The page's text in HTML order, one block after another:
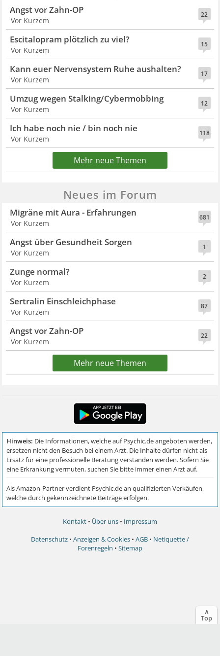
22
Angst vor Zahn-OP
Vor Kurzem
15
Escitalopram plötzlich zu viel?
Vor Kurzem
17
Kann euer Nervensystem Ruhe aushalten?
Vor Kurzem
12
Umzug wegen Stalking/Cybermobbing
Vor Kurzem
118
Ich habe noch nie / bin noch nie
Vor Kurzem
Mehr neue Themen
Neues im Forum
681
Migräne mit Aura - Erfahrungen
Vor Kurzem
1
Angst über Gesundheit Sorgen
Vor Kurzem
2
Zunge normal?
Vor Kurzem
87
Sertralin Einschleichphase
Vor Kurzem
22
Angst vor Zahn-OP
Vor Kurzem
Mehr neue Themen
Kontakt • Über uns • Impressum
Datenschutz • Anzeigen & Cookies • AGB • Netiquette /
Forenregeln • Sitemap
∧
Top